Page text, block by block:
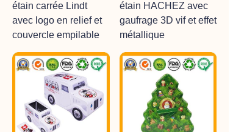
étain carrée Lindt
avec logo en relief et
couvercle empilable
étain HACHEZ avec
gaufrage 3D vif et effet
métallique